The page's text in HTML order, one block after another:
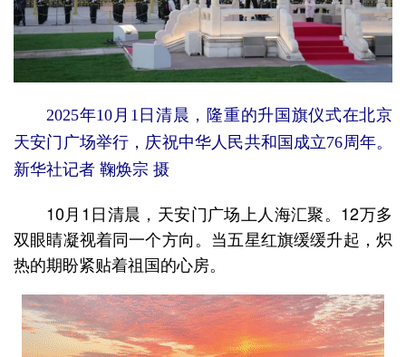
2025年10月1日清晨，隆重的升国旗仪式在北京
天安门广场举行，庆祝中华人民共和国成立76周年。
新华社记者 鞠焕宗 摄
10月1日清晨，天安门广场上人海汇聚。12万多
双眼睛凝视着同一个方向。当五星红旗缓缓升起，炽
热的期盼紧贴着祖国的心房。